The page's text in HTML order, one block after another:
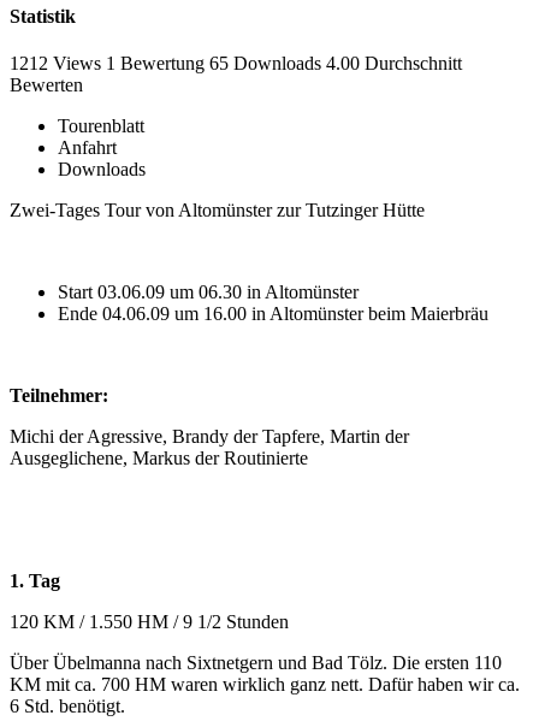
Statistik
1212 Views 1 Bewertung 65 Downloads 4.00 Durchschnitt
Bewerten
Tourenblatt
Anfahrt
Downloads
Zwei-Tages Tour von Altomünster zur Tutzinger Hütte
Start 03.06.09 um 06.30 in Altomünster
Ende 04.06.09 um 16.00 in Altomünster beim Maierbräu
Teilnehmer:
Michi der Agressive, Brandy der Tapfere, Martin der
Ausgeglichene, Markus der Routinierte
1. Tag
120 KM / 1.550 HM / 9 1/2 Stunden
Über Übelmanna nach Sixtnetgern und Bad Tölz. Die ersten 110
KM mit ca. 700 HM waren wirklich ganz nett. Dafür haben wir ca.
6 Std. benötigt.